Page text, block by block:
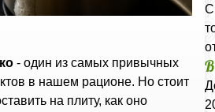
- один из самых привычных
в нашем рационе. Но стоит
на плиту, как оно